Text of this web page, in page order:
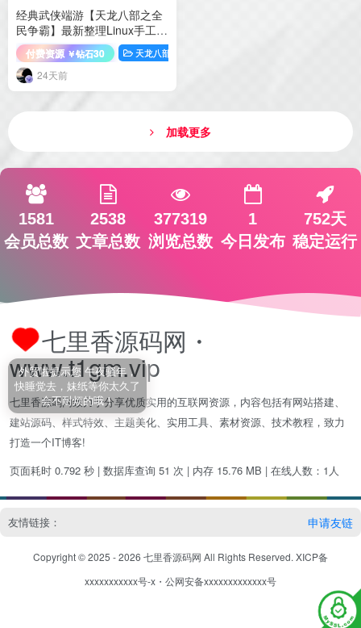
经典武侠端游【天龙八部之全
民争霸】最新整理Linux手工服
务端+GM工具+PC客户端+详
细搭建教程
付费资源 ￥钻石30 天龙八部
24天前
加载更多
外贸啦提示您 午夜骚年，
快睡觉去，妹纸等你太久了
会不耐烦的哦！
1581
会员总数
2538
文章总数
377319
浏览总数
1
今日发布
752天
稳定运行
七里香源码网・
www.t1gm.vip
七里香源码网致力于分享优质实用的互联网资源，内容包括有网站搭建、
建站源码、样式特效、主题美化、实用工具、素材资源、技术教程，致力
打造一个IT博客!
页面耗时 0.792 秒 | 数据库查询 51 次 | 内存 15.76 MB | 在线人数：1人
友情链接： 申请友链
Copyright © 2025 - 2026 七里香源码网 All Rights Reserved. XICP备
xxxxxxxxxxx号-x ・ 公网安备xxxxxxxxxxxxx号